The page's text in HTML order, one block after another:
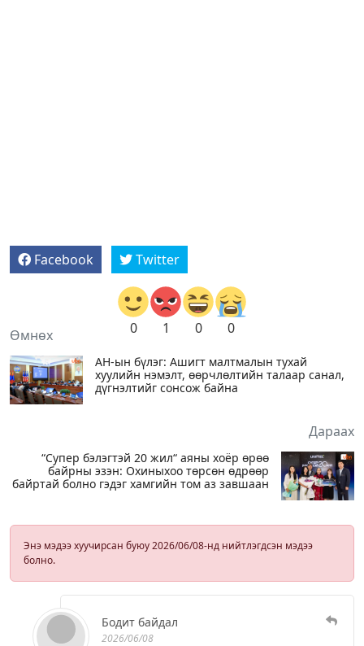
Facebook Twitter
0 1 0 0
Өмнөх
АН-ын бүлэг: Ашигт малтмалын тухай
хуулийн нэмэлт, өөрчлөлтийн талаар санал,
дүгнэлтийг сонсож байна
Дараах
“Супер бэлэгтэй 20 жил“ аяны хоёр өрөө
байрны эзэн: Охиныхоо төрсөн өдрөөр
байртай болно гэдэг хамгийн том аз завшаан
Энэ мэдээ хуучирсан буюу 2026/06/08-нд нийтлэгдсэн мэдээ
болно.
Бодит байдал
2026/06/08